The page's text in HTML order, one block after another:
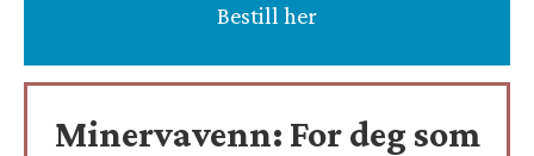
Bestill her
Minervavenn: For deg som